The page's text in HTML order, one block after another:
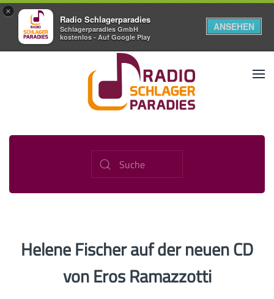
×
Radio Schlagerparadies
Schlagerparadies GmbH
kostenlos - Auf Google Play
ANSEHEN
Helene Fischer auf der neuen CD
von Eros Ramazzotti